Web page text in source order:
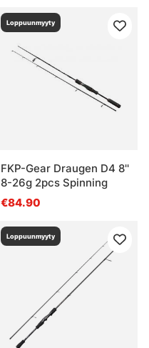
Loppuunmyyty
FKP-Gear Draugen D4 8''
8-26g 2pcs Spinning
€84.90
Loppuunmyyty